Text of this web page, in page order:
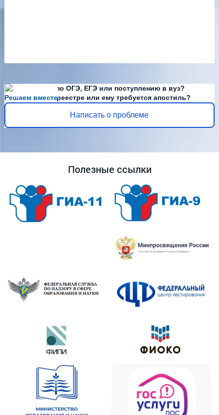
Решаем вместе
Есть вопросы по ОГЭ, ЕГЭ или поступлению в вуз?
Диплома нет в реестре или ему требуется апостиль?
Написать о проблеме
Полезные ссылки